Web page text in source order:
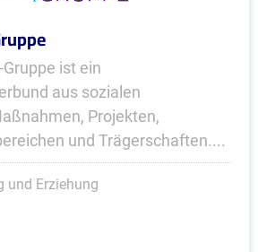
ist ein
aus sozialen
Projekten,
und Trägerschaften....
und Erziehung